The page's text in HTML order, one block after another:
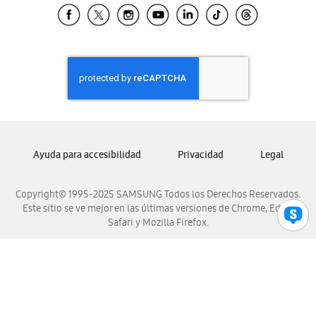
Samsung El Salvador
Samsung Honduras
Samsung Nicaragua
Samsung Panamá
Samsung Venezuela
Copyright© 1995-2025 SAMSUNG Todos los Derechos Reservados.
Este sitio se ve mejor en las últimas versiones de Chrome, Edge,
Safari y Mozilla Firefox.
Ayuda para accesibilidad Privacidad Legal